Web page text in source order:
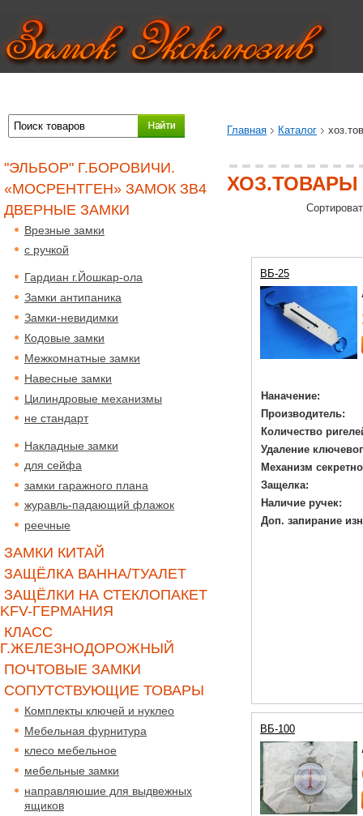
Главная Каталог
"ЭЛЬБОР" Г.БОРОВИЧИ.
«МОСРЕНТГЕН» ЗАМОК ЗВ4
ДВЕРНЫЕ ЗАМКИ
Врезные замки
с ручкой
Гардиан г.Йошкар-ола
Замки антипаника
Замки-невидимки
Кодовые замки
Межкомнатные замки
Навесные замки
Цилиндровые механизмы
не стандарт
Накладные замки
для сейфа
замки гаражного плана
журавль-падающий флажок
реечные
ЗАМКИ КИТАЙ
ЗАЩЁЛКА ВАННА/ТУАЛЕТ
ЗАЩЁЛКИ НА СТЕКЛОПАКЕТ
KFV-ГЕРМАНИЯ
КЛАСС
Г.ЖЕЛЕЗНОДОРОЖНЫЙ
ПОЧТОВЫЕ ЗАМКИ
СОПУТСТВУЮЩИЕ ТОВАРЫ
Комплекты ключей и нуклео
Мебельная фурнитура
клесо мебельное
мебельные замки
направляюшие для выдвежных
ящиков
ХОЗ.ТОВАРЫ
ВБ-25
Наначение:
Производитель:
Количество
Удаление
Механизм
Защелка:
Наличие ручек:
Доп. запирание
ВБ-100